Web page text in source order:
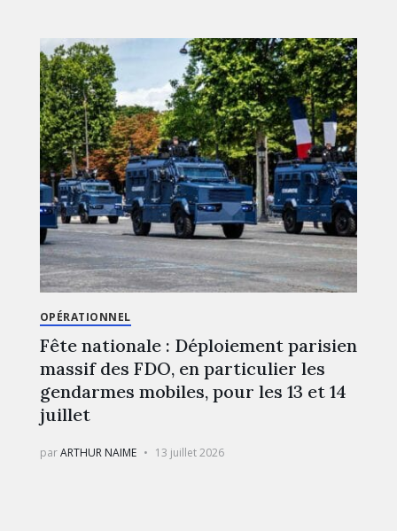
OPÉRATIONNEL
Fête nationale : Déploiement parisien
massif des FDO, en particulier les
gendarmes mobiles, pour les 13 et 14
juillet
parARTHUR NAIME 13 juillet 2026